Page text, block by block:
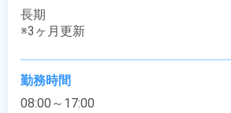
長期
※3ヶ月更新
勤務時間
08:00～17:00